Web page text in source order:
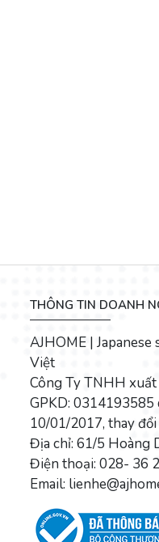
THÔNG TIN DOANH
AJHOME |
Việt
Công Ty TNHH
GPKD: 0314193585
10/01/2017, thay
Địa chỉ: 61/5 Hoàng
Điện thoại: 028- 36
Email: